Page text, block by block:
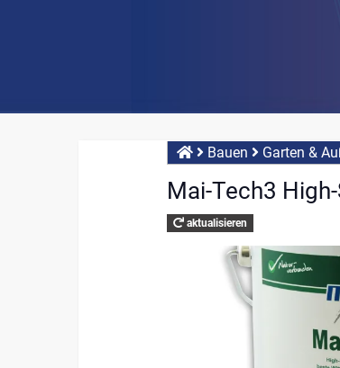
Bauen Garten &
Mai-Tech3
aktualisieren